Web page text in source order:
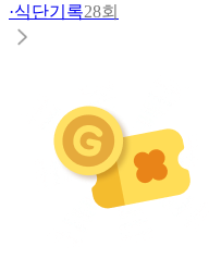
·식단기록28회